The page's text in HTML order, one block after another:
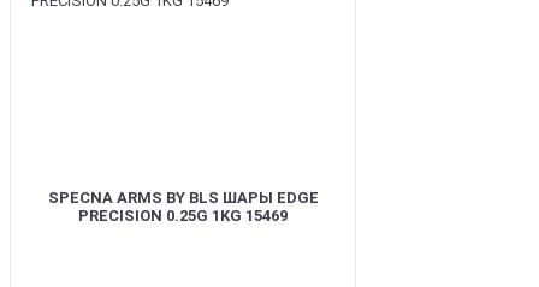
SPECNA ARMS BY BLS ШАРЫ EDGE
PRECISION 0.25G 1KG 15469